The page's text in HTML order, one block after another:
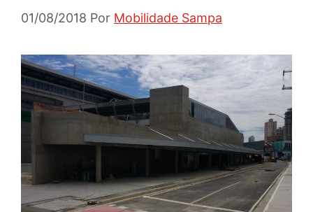
01/08/2018 Por Mobilidade Sampa